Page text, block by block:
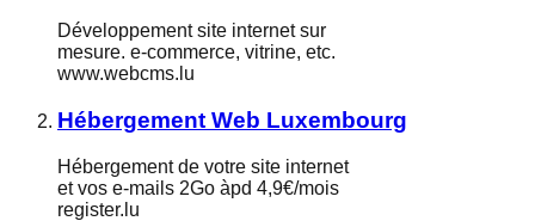
Développement site internet sur
mesure. e-commerce, vitrine, etc.
www.webcms.lu
Hébergement Web Luxembourg
Hébergement de votre site internet
et vos e-mails 2Go àpd 4,9€/mois
register.lu